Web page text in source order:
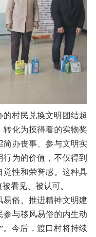
村民兑换文明团结超
化为摸得着的实物奖
简办丧事、参与文明实
为的价值，不仅得到
觉性和荣誉感。这种具
看见、被认可。
俗、推进精神文明建
与移风易俗的内生动
。今后，渡口村将持续